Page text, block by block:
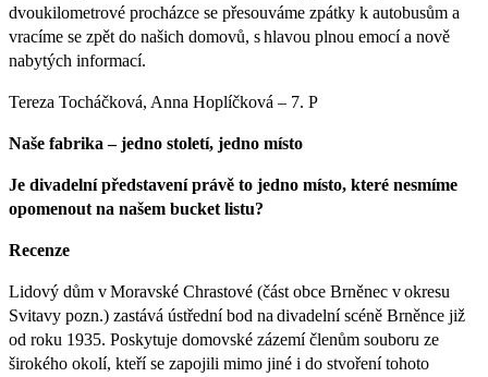
dvoukilometrové procházce se přesouváme zpátky k autobusům a
vracíme se zpět do našich domovů, s hlavou plnou emocí a nově
nabytých informací.
Tereza Tocháčková, Anna Hoplíčková – 7. P
Naše fabrika – jedno století, jedno místo
Je divadelní představení právě to jedno místo, které nesmíme
opomenout na našem bucket listu?
Recenze
Lidový dům v Moravské Chrastové (část obce Brněnec v okresu
Svitavy pozn.) zastává ústřední bod na divadelní scéně Brněnce již
od roku 1935. Poskytuje domovské zázemí členům souboru ze
širokého okolí, kteří se zapojili mimo jiné i do stvoření tohoto